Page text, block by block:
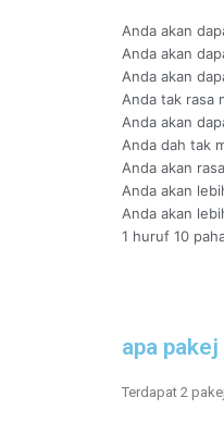
Anda akan
Anda akan
Anda akan
Anda tak rasa
Anda akan
Anda dah tak
Anda akan
Anda akan
Anda akan
1 huruf 10
apa
Terdapat 2